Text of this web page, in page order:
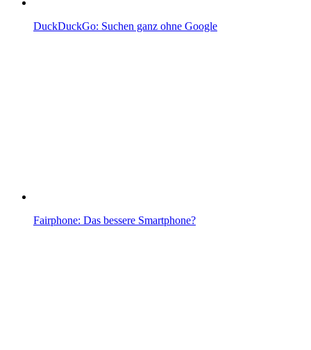
DuckDuckGo: Suchen ganz ohne Google
Fairphone: Das bessere Smartphone?